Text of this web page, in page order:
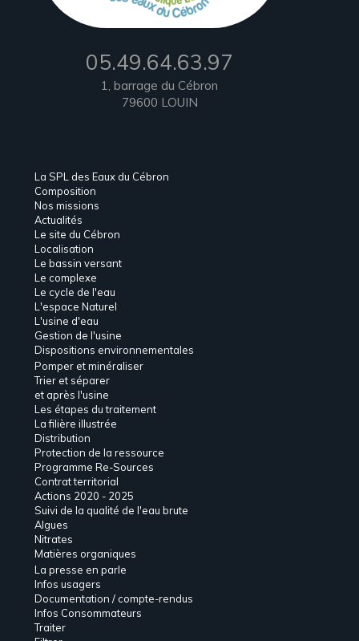
05.49.64.63.97
1, barrage du Cébron
79600 LOUIN
La SPL des Eaux du Cébron
Composition
Nos missions
Actualités
Le site du Cébron
Localisation
Le bassin versant
Le complexe
Le cycle de l'eau
L'espace Naturel
L'usine d'eau
Gestion de l'usine
Dispositions environnementales
Pomper et minéraliser
Trier et séparer
et après l'usine
Les étapes du traitement
La filière illustrée
Distribution
Protection de la ressource
Programme Re-Sources
Contrat territorial
Actions 2020 - 2025
Suivi de la qualité de l'eau brute
Algues
Nitrates
Matières organiques
La presse en parle
Infos usagers
Documentation / compte-rendus
Infos Consommateurs
Traiter